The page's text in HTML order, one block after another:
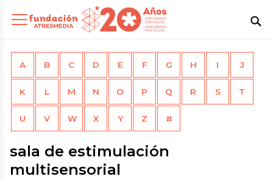
A B C D E F G H I J
K L M N O P Q R S T
U V W X Y Z #
sala de estimulación
multisensorial